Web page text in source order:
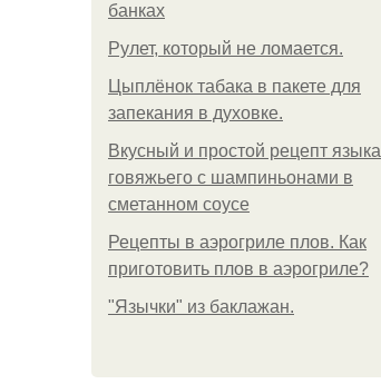
банках
Рулет, который не ломается.
Цыплёнок табака в пакете для
запекания в духовке.
Вкусный и простой рецепт языка
говяжьего с шампиньонами в
сметанном соусе
Рецепты в аэрогриле плов. Как
приготовить плов в аэрогриле?
"Язычки" из баклажан.